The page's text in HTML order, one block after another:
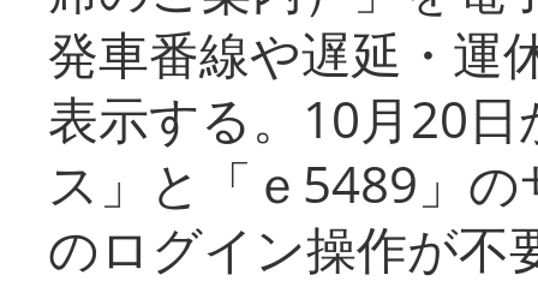
発車番線や遅延・運
表示する。10月20
ス」と「ｅ5489」
のログイン操作が不